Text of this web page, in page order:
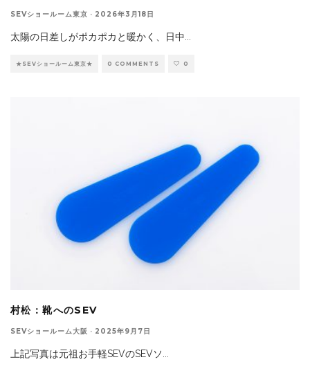
SEVショールーム東京 · 2026年3月18日
太陽の日差しがポカポカと暖かく、日中
★SEVショールーム東京★ 0 COMMENTS 0
村松：靴へのSEV
SEVショールーム大阪 · 2025年9月7日
上記写真は元祖お手軽SEVのSEVソ